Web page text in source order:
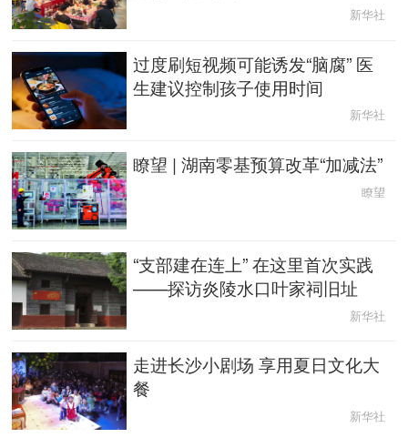
广东 重庆
四川 贵州 云南 西藏
陕西 宁夏
新疆 内蒙古 黑龙江
多语种频道
English Español Français عربى
Русский язык 한국어
Deutsch Português
新华社
过度刷短视频可能诱发“脑腐” 医
生建议控制孩子使用时间
新华社
瞭望 | 湖南零基预算改革“加减法”
瞭望
“支部建在连上” 在这里首次实践
——探访炎陵水口叶家祠旧址
新华社
走进长沙小剧场 享用夏日文化大
餐
新华社